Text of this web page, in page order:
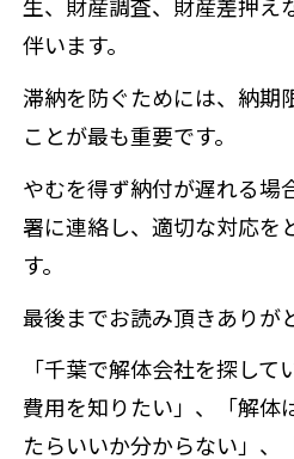
伴います。
滞納を防ぐためには、納期
ことが最も重要です。
やむを得ず納付が遅れる場
署に連絡し、適切な対応を
す。
最後までお読み頂きありが
「千葉で解体会社を探し
費用を知りたい」、「解体
たらいいか分からない」、